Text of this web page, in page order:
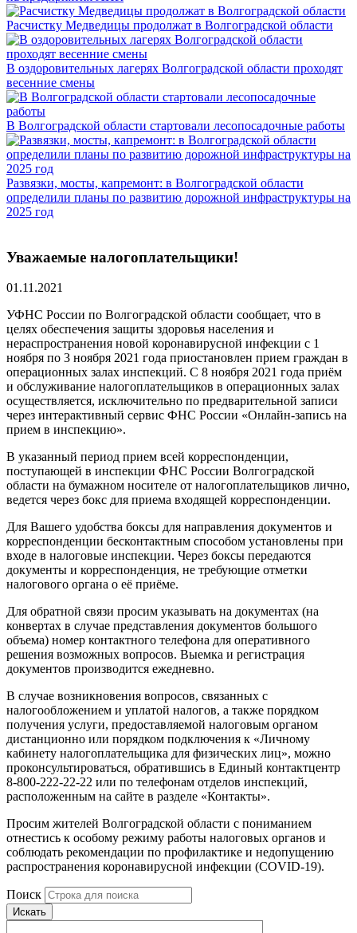
Расчистку Медведицы продолжат в Волгоградской области
В оздоровительных лагерях Волгоградской области проходят
весенние смены
В Волгоградской области стартовали лесопосадочные работы
Развязки, мосты, капремонт: в Волгоградской области
определили планы по развитию дорожной инфраструктуры на
2025 год
Уважаемые налогоплательщики!
01.11.2021
УФНС России по Волгоградской области сообщает, что в
целях обеспечения защиты здоровья населения и
нераспространения новой коронавирусной инфекции с 1
ноября по 3 ноября 2021 года приостановлен прием граждан в
операционных залах инспекций. С 8 ноября 2021 года приём
и обслуживание налогоплательщиков в операционных залах
осуществляется, исключительно по предварительной записи
через интерактивный сервис ФНС России «Онлайн-запись на
прием в инспекцию».
В указанный период прием всей корреспонденции,
поступающей в инспекции ФНС России Волгоградской
области на бумажном носителе от налогоплательщиков лично,
ведется через бокс для приема входящей корреспонденции.
Для Вашего удобства боксы для направления документов и
корреспонденции бесконтактным способом установлены при
входе в налоговые инспекции. Через боксы передаются
документы и корреспонденция, не требующие отметки
налогового органа о её приёме.
Для обратной связи просим указывать на документах (на
конвертах в случае представления документов большого
объема) номер контактного телефона для оперативного
решения возможных вопросов. Выемка и регистрация
документов производится ежедневно.
В случае возникновения вопросов, связанных с
налогообложением и уплатой налогов, а также порядком
получения услуги, предоставляемой налоговым органом
дистанционно или порядком подключения к «Личному
кабинету налогоплательщика для физических лиц», можно
проконсультироваться, обратившись в Единый контактцентр
8-800-222-22-22 или по телефонам отделов инспекций,
расположенным на сайте в разделе «Контакты».
Просим жителей Волгоградской области с пониманием
отнестись к особому режиму работы налоговых органов и
соблюдать рекомендации по профилактике и недопущению
распространения коронавирусной инфекции (COVID-19).
Поиск
Искать